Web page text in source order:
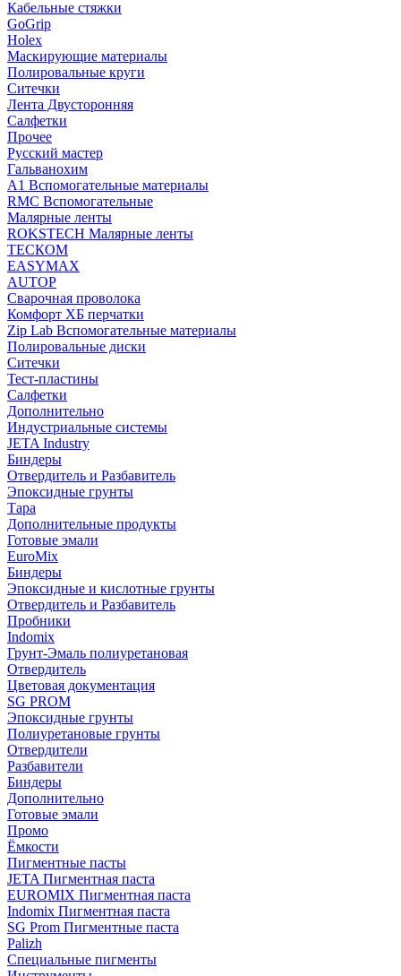
Кабельные стяжки
GoGrip
Holex
Маскирующие материалы
Полировальные круги
Ситечки
Лента Двусторонняя
Салфетки
Прочее
Русский мастер
Гальванохим
А1 Вспомогательные материалы
RMC Вспомогательные
Малярные ленты
ROKSTECH Малярные ленты
ТЕСКОМ
EASYMAX
AUTOP
Сварочная проволока
Комфорт ХБ перчатки
Zip Lab Вспомогательные материалы
Полировальные диски
Ситечки
Тест-пластины
Салфетки
Дополнительно
Индустриальные системы
JETA Industry
Биндеры
Отвердитель и Разбавитель
Эпоксидные грунты
Тара
Дополнительные продукты
Готовые эмали
EuroMix
Биндеры
Эпоксидные и кислотные грунты
Отвердитель и Разбавитель
Пробники
Indomix
Грунт-Эмаль полиуретановая
Отвердитель
Цветовая документация
SG PROM
Эпоксидные грунты
Полиуретановые грунты
Отвердители
Разбавители
Биндеры
Дополнительно
Готовые эмали
Промо
Ёмкости
Пигментные пасты
JETA Пигментная паста
EUROMIX Пигментная паста
Indomix Пигментная паста
SG Prom Пигментные паста
Palizh
Специальные пигменты